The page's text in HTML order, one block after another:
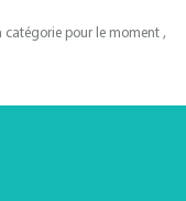
catégorie pour le moment ,